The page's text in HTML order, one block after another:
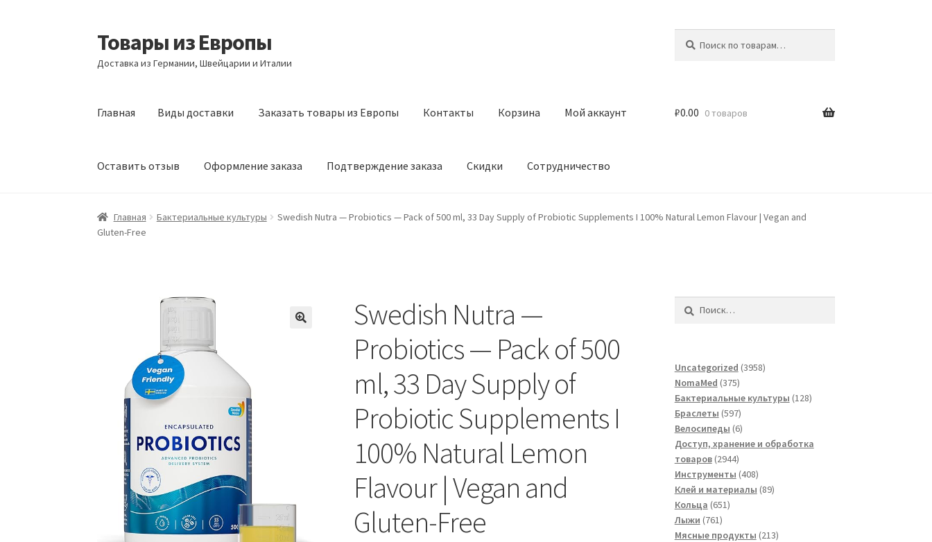
Перейти
к
навигации
Перейти
к
содержимому
Товары из Европы
Доставка из Германии, Швейцарии и Италии
Главная Виды доставки Заказать товары из Европы Контакты Корзина Мой аккаунт
Оставить отзыв Оформление заказа Подтверждение заказа Скидки Сотрудничество
Главная Виды доставки Заказать товары из Европы Контакты Корзина Мой аккаунт Оставить отзыв
₽0.00 0 товаров
Главная Бактериальные культуры
Swedish Nutra — Probiotics — Pack of 500 ml, 33 Day Supply of Probiotic Supplements I 100% Natural Lemon Flavour | Vegan and
Gluten-Free
Swedish Nutra —
Probiotics — Pack of 500
ml, 33 Day Supply of
Probiotic Supplements I
100% Natural Lemon
Flavour | Vegan and
Gluten-Free
Uncategorized 39583958
NomaMed 375375
товаров
Бактериальные культуры 128128
Браслеты 597597
товаров
Велосипеды 66
товаров
Доступ, хранение и обработка
товаров 29442944
товара
Инструменты 408408
товаров
Клей и материалы 8989
Кольца 651651
Лыжи 761761
товар
Мясные продукты 213213